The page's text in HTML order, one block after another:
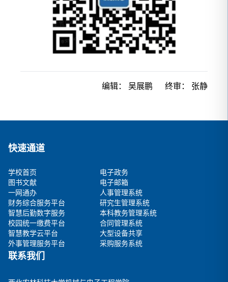
编辑： 吴展鹏 终审： 张静
快速通道
学校首页
电子政务
图书文献
电子邮箱
一网通办
人事管理系统
财务综合服务平台
研究生管理系统
智慧后勤数字服务
本科教务管理系统
校园统一缴费平台
合同管理系统
智慧教学云平台
大型设备共享
外事管理服务平台
采购服务系统
联系我们